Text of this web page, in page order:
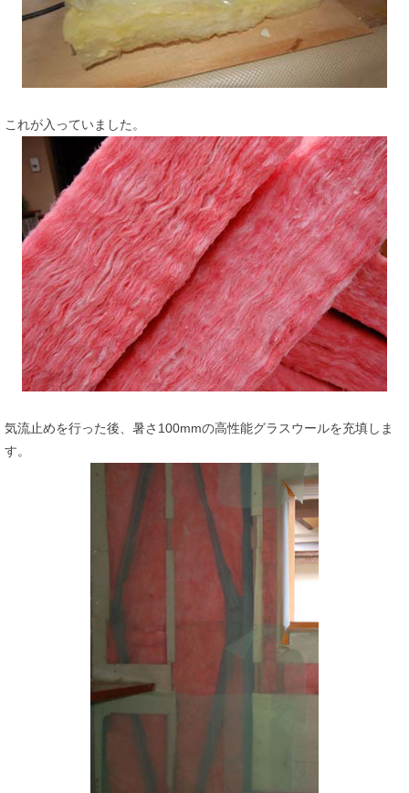
これが入っていました。
気流止めを行った後、暑さ100mmの高性能グラスウールを充填しま
す。